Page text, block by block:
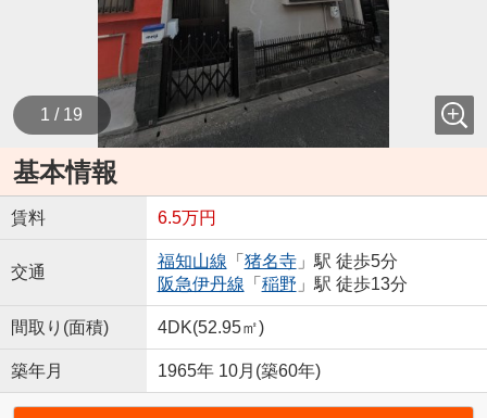
1 / 19
基本情報
賃料 6.5万円
交通
福知山線 「 猪名寺」駅 徒歩5分
阪急伊丹線 「 稲野 」駅 徒歩13分
間取り(面積) 4DK(52.95㎡)
築年月 1965年 10月(築60年)